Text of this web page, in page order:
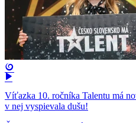
Víťazka 10. ročníka Talentu má
v nej vyspievala dušu!